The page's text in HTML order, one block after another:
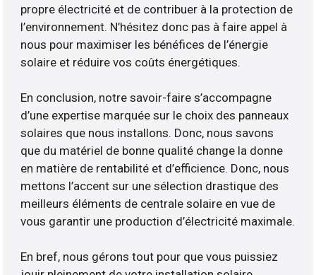
propre électricité et de contribuer à la protection de
l’environnement. N’hésitez donc pas à faire appel à
nous pour maximiser les bénéfices de l’énergie
solaire et réduire vos coûts énergétiques.
En conclusion, notre savoir-faire s’accompagne
d’une expertise marquée sur le choix des panneaux
solaires que nous installons. Donc, nous savons
que du matériel de bonne qualité change la donne
en matière de rentabilité et d’efficience. Donc, nous
mettons l’accent sur une sélection drastique des
meilleurs éléments de centrale solaire en vue de
vous garantir une production d’électricité maximale.
En bref, nous gérons tout pour que vous puissiez